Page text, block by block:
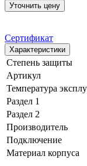
Уточнить цену
Сертификат
Характеристики
Степень защиты
Артикул
Температура
Раздел 1
Раздел 2
Производитель
Подключение
Материал корпуса